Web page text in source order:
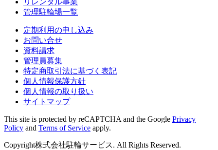
リレンタル事業
管理駐輪場一覧
定期利用の申し込み
お問い合せ
資料請求
管理員募集
特定商取引法に基づく表記
個人情報保護方針
個人情報の取り扱い
サイトマップ
This site is protected by reCAPTCHA and the Google Privacy
Policy and Terms of Service apply.
Copyright株式会社駐輪サービス. All Rights Reserved.